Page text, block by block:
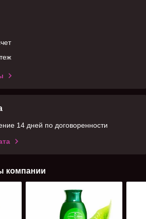
14 дней по договоренности
компании